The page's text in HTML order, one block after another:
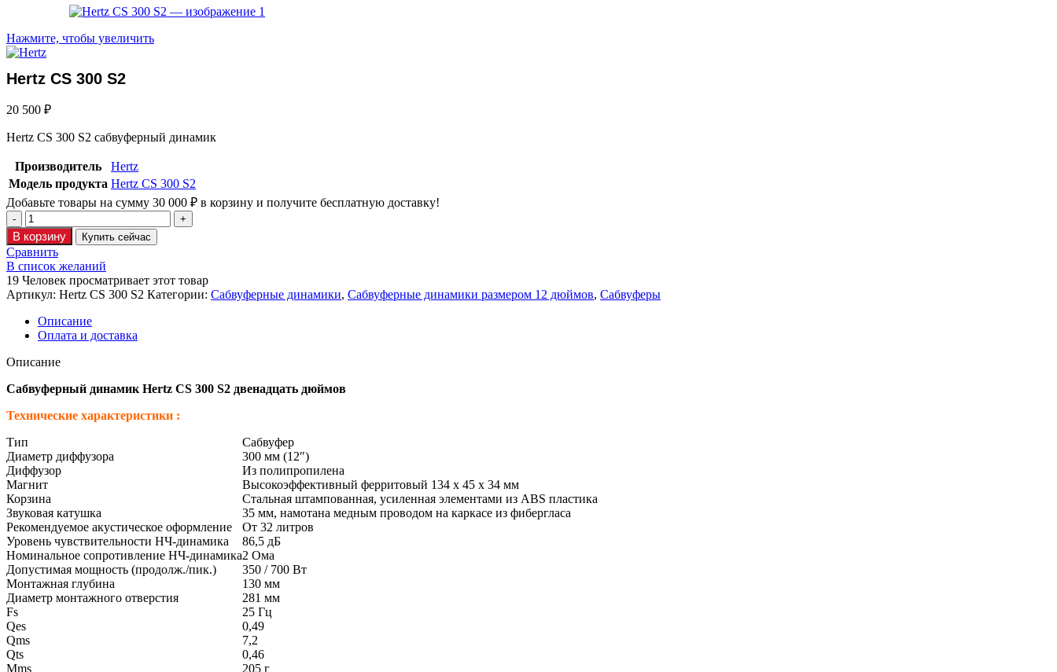
Нажмите, чтобы увеличить
Hertz CS 300 S2
20 500 ₽
Hertz CS 300 S2 сабвуферный динамик
Производитель
Hertz
Модель продукта Hertz CS 300 S2
Добавьте товары на сумму 30 000 ₽ в корзину и получите бесплатную доставку!
В корзину Купить сейчас
Сравнить
В список желаний
19 Человек просматривает этот товар
Артикул: Hertz CS 300 S2 Категории: Сабвуферные динамики, Сабвуферные динамики размером 12 дюймов, Сабвуферы
Описание
Оплата и доставка
Описание
Сабвуферный динамик Hertz CS 300 S2 двенадцать дюймов
Технические характеристики :
Тип
Сабвуфер
Диаметр диффузора
300 мм (12″)
Диффузор
Из полипропилена
Магнит
Высокоэффективный ферритовый 134 х 45 х 34 мм
Корзина
Стальная штампованная, усиленная элементами из ABS пластика
Звуковая катушка
35 мм, намотана медным проводом на каркасе из фибергласа
Рекомендуемое акустическое оформление
От 32 литров
Уровень чувствительности НЧ-динамика
86,5 дБ
Номинальное сопротивление НЧ-динамика2 Ома
Допустимая мощность (продолж./пик.)
350 / 700 Вт
Монтажная глубина
130 мм
Диаметр монтажного отверстия
281 мм
Fs
25 Гц
Qes
0,49
Qms
7,2
Qts
0,46
Mms
205 г